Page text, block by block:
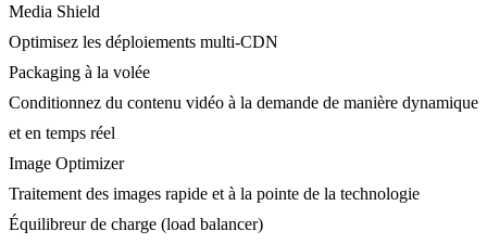
Media Shield
Optimisez les déploiements multi-CDN
Packaging à la volée
Conditionnez du contenu vidéo à la demande de manière dynamique
et en temps réel
Image Optimizer
Traitement des images rapide et à la pointe de la technologie
Équilibreur de charge (load balancer)